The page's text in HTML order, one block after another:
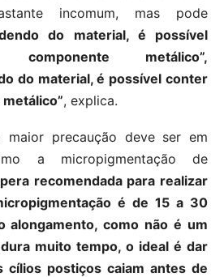
incomum, mas pode
do material, é possível
metálico”,
do material, é possível conter
, explica.
maior precaução deve ser em
a micropigmentação de
recomendada para realizar
é de 15 a 30
alongamento, como não é um
muito tempo, o ideal é dar
cílios postiços caiam antes de